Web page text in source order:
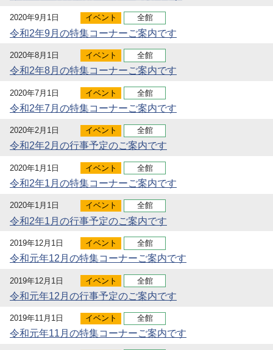
2020年9月1日 イベント 全館
令和2年9月の特集コーナーご案内です
2020年8月1日 イベント 全館
令和2年8月の特集コーナーご案内です
2020年7月1日 イベント 全館
令和2年7月の特集コーナーご案内です
2020年2月1日 イベント 全館
令和2年2月の行事予定のご案内です
2020年1月1日 イベント 全館
令和2年1月の特集コーナーご案内です
2020年1月1日 イベント 全館
令和2年1月の行事予定のご案内です
2019年12月1日 イベント 全館
令和元年12月の特集コーナーご案内です
2019年12月1日 イベント 全館
令和元年12月の行事予定のご案内です
2019年11月1日 イベント 全館
令和元年11月の特集コーナーご案内です